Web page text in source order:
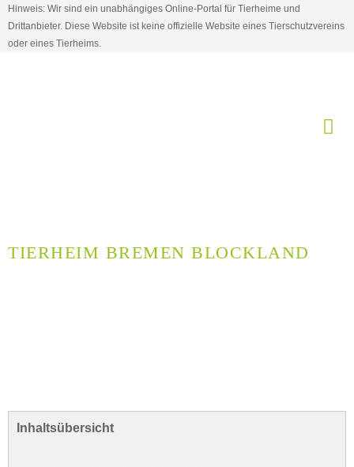
Hinweis: Wir sind ein unabhängiges Online-Portal für Tierheime und
Drittanbieter. Diese Website ist keine offizielle Website eines Tierschutzvereins
oder eines Tierheims.
TIERHEIM BREMEN BLOCKLAND
Inhaltsübersicht